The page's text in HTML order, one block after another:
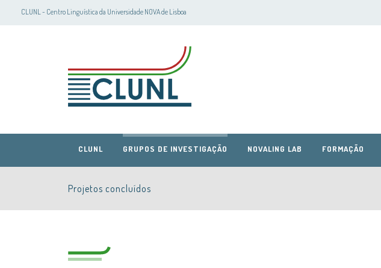
CLUNL - Centro Linguística da Universidade NOVA de Lisboa
CLUNL
CLUNL GRUPOS DE INVESTIGAÇÃO NOVALING LAB FORMAÇÃO
Projetos concluídos